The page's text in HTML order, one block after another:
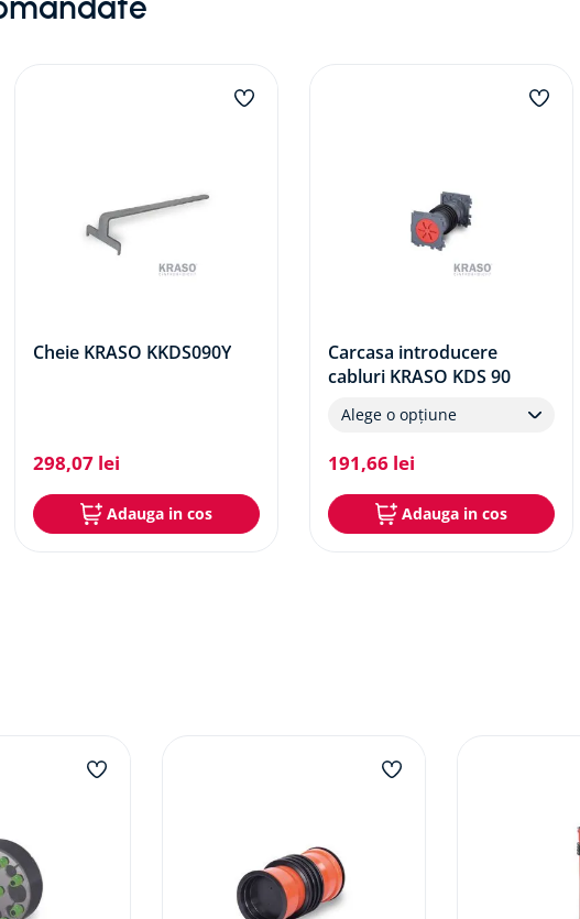
Cheie KRASO KKDS090Y
298,07 lei
Adauga in cos
Carcasa introducere
cabluri KRASO KDS 90
Alege o opțiune
191,66 lei
Adauga in cos